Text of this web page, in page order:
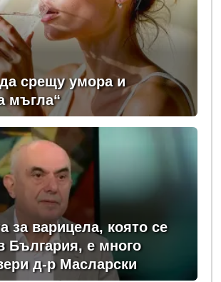
срещу умора и
мъгла“
за варицела, която се
България, е много
д-р Масларски